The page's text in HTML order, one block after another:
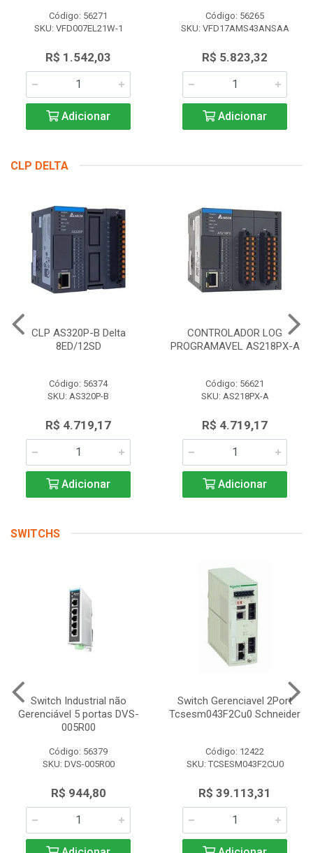
Código: 56271
SKU: VFD007EL21W-1
R$ 1.542,03
Adicionar
Código: 56265
SKU: VFD17AMS43ANSAA
R$ 5.823,32
Adicionar
CLP DELTA
CLP AS320P-B Delta
8ED/12SD
Código: 56374
SKU: AS320P-B
R$ 4.719,17
Adicionar
CONTROLADOR LOG
PROGRAMAVEL AS218PX-A
Código: 56621
SKU: AS218PX-A
R$ 4.719,17
Adicionar
SWITCHS
Switch Industrial não
Gerenciável 5 portas DVS-
005R00
Código: 56379
SKU: DVS-005R00
R$ 944,80
Switch Gerenciavel 2Port
Tcsesm043F2Cu0 Schneider
Código: 12422
SKU: TCSESM043F2CU0
R$ 39.113,31